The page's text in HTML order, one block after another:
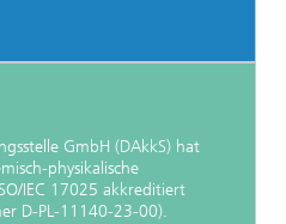
GmbH (DAkkS) hat
physikalische
IEC 17025 akkreditiert
D-PL-11140-23-00).